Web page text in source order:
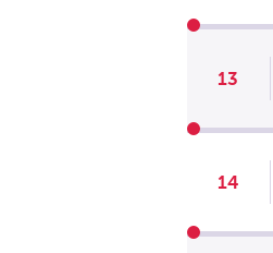
13
14